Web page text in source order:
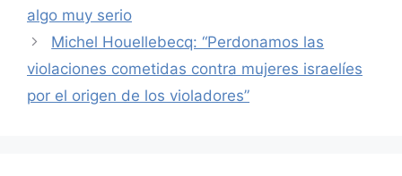
algo muy serio
Michel Houellebecq: “Perdonamos las
violaciones cometidas contra mujeres israelíes
por el origen de los violadores”